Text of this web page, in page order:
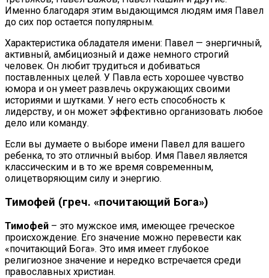
Именно благодаря этим выдающимся людям имя Павел
до сих пор остается популярным.
Характеристика обладателя имени: Павел — энергичный,
активный, амбициозный и даже немного строгий
человек. Он любит трудиться и добиваться
поставленных целей. У Павла есть хорошее чувство
юмора и он умеет развлечь окружающих своими
историями и шутками. У него есть способность к
лидерству, и он может эффективно организовать любое
дело или команду.
Если вы думаете о выборе имени Павел для вашего
ребенка, то это отличный выбор. Имя Павел является
классическим и в то же время современным,
олицетворяющим силу и энергию.
Тимофей (греч. «почитающий Бога»)
Тимофей – это мужское имя, имеющее греческое
происхождение. Его значение можно перевести как
«почитающий Бога». Это имя имеет глубокое
религиозное значение и нередко встречается среди
православных христиан.